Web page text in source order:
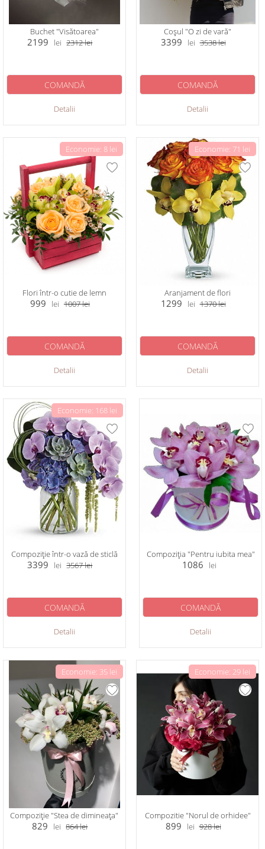
Buchet "Visătoarea"
2199 lei 2312lei
Detalii
COMANDĂ
Coșul "O zi de vară"
3399 lei 3538lei
Detalii
COMANDĂ
Economie: 8 lei
Flori într-o cutie de lemn
999 lei 1007lei
Detalii
COMANDĂ
Economie: 71 lei
Aranjament de flori
1299 lei 1370lei
Detalii
COMANDĂ
Economie: 168 lei
Compoziție într-o vază de sticlă
3399 lei 3567lei
Detalii
COMANDĂ
Compoziția "Pentru iubita mea"
1086 lei
Detalii
COMANDĂ
Economie: 35 lei
Compoziție "Stea de dimineața"
829 lei 864lei
Economie: 29 lei
Compozitie "Norul de orhidee"
899 lei 928lei